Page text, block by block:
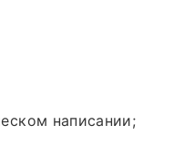
написании;